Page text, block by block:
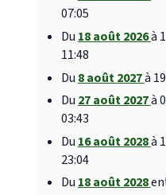
07:05
Du 18 août 2026à
11:48
Du 8 août 2027à
Du 27 août 2027à
03:43
Du 16 août 2028à
23:04
Du 18 août 2028